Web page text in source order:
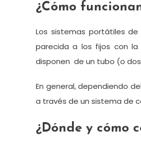
¿Cómo
Los sistemas portátiles
parecida a los fijos con
disponen de un tubo (o
En general, dependiendo
a través de un sistema de
¿Dónde y cómo